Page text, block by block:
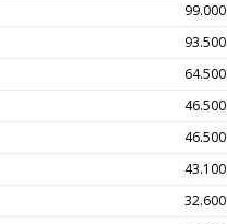
99.000
93.500
64.500
46.500
46.500
43.100
32.600